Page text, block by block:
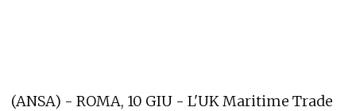
(ANSA) - ROMA, 10 GIU - L'UK Maritime Trade